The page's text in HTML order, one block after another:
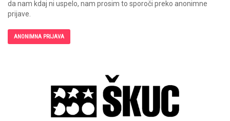
da nam kdaj ni uspelo, nam prosim to sporoči preko anonimne
prijave.
ANONIMNA PRIJAVA